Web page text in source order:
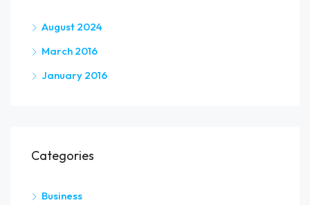
August 2024
March 2016
January 2016
Categories
Business